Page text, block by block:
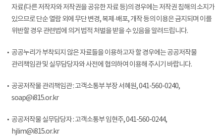
자료(다른 저작자와 저작권을 공유한 자료 등)의 경우에는 저작권 침해의 소지가
있으므로 단순 열람 외에 무단 변경, 복제·배포, 개작 등의 이용은 금지되며 이를
위반할 경우 관련법에 의거 법적 처벌을 받을 수 있음을 알려드립니다.
공공누리가 부착되지 않은 자료들을 이용하고자 할 경우에는 공공저작물
관리책임관 및 실무담당자와 사전에 협의하여 이용해 주시기 바랍니다.
공공저작물 관리책임관 : 고객소통부 부장 서혜원, 041-560-0240,
soap@i815.or.kr
공공저작물 실무담당자 : 고객소통부 임현주, 041-560-0244,
hjlim@i815.or.kr